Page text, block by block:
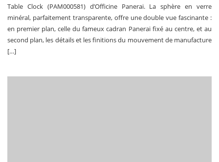
Table Clock (PAM000581) d’Officine Panerai. La sphère en verre
minéral, parfaitement transparente, offre une double vue fascinante :
en premier plan, celle du fameux cadran Panerai fixé au centre, et au
second plan, les détails et les finitions du mouvement de manufacture
[…]